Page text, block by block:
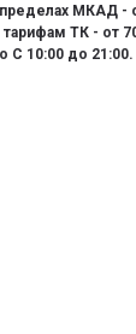
МКАД -
ТК - от
С 10:00 до 21:00.